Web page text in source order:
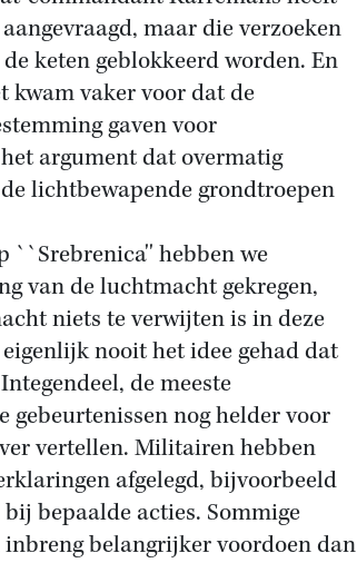
maar die verzoeken
keten geblokkeerd worden. En
kwam vaker voor dat de
gaven voor
argument dat overmatig
lichtbewapende grondtroepen
``Srebrenica'' hebben we
van de luchtmacht gekregen,
niets te verwijten is in deze
nooit het idee gehad dat
de meeste
gebeurtenissen nog helder voor
vertellen. Militairen hebben
afgelegd, bijvoorbeeld
bepaalde acties. Sommige
belangrijker voordoen dan